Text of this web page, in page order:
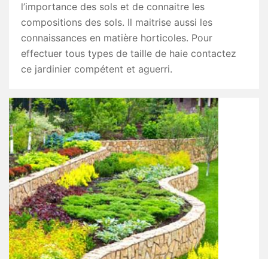
l’importance des sols et de connaitre les
compositions des sols. Il maitrise aussi les
connaissances en matière horticoles. Pour
effectuer tous types de taille de haie contactez
ce jardinier compétent et aguerri.